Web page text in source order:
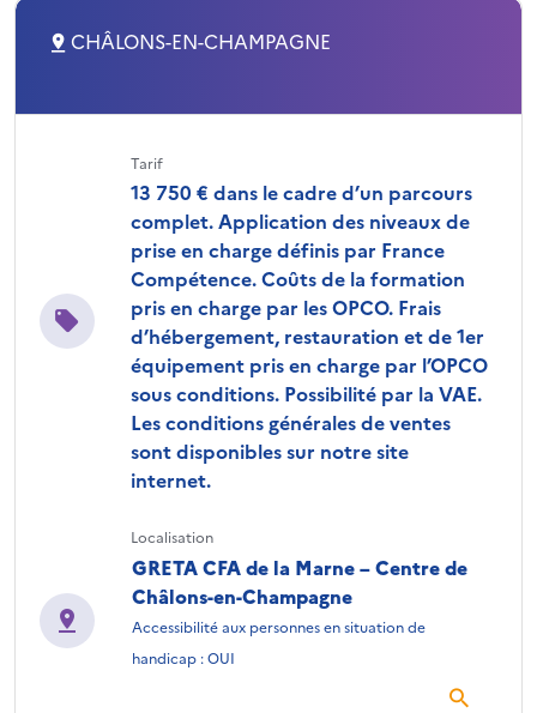
CHÂLONS-EN-CHAMPAGNE
Tarif
13 750 € dans le cadre d’un parcours
complet. Application des niveaux de
prise en charge définis par France
Compétence. Coûts de la formation
pris en charge par les OPCO. Frais
d’hébergement, restauration et de 1er
équipement pris en charge par l’OPCO
sous conditions. Possibilité par la VAE.
Les conditions générales de ventes
sont disponibles sur notre site
internet.
Localisation
GRETA CFA de la Marne – Centre de
Châlons-en-Champagne
Accessibilité aux personnes en situation de
handicap : OUI